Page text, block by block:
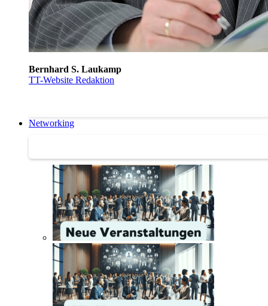
Bernhard S. Laukamp
TT-Website Redaktion
Networking